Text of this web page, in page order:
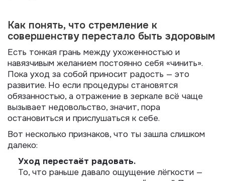
Как понять, что стремление к
совершенству перестало быть здоровым
Есть тонкая грань между ухоженностью и
навязчивым желанием постоянно себя «чинить».
Пока уход за собой приносит радость — это
развитие. Но если процедуры становятся
обязанностью, а отражение в зеркале всё чаще
вызывает недовольство, значит, пора
остановиться и прислушаться к себе.
Вот несколько признаков, что ты зашла слишком
далеко:
Уход перестаёт радовать.
То, что раньше давало ощущение лёгкости —